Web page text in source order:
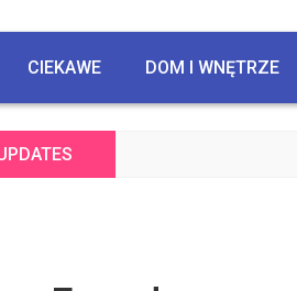
CIEKAWE DOM I WNĘTRZE